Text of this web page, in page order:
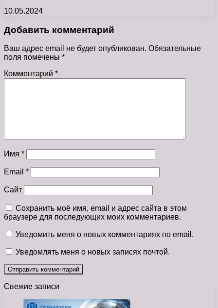
10.05.2024
Добавить комментарий
Ваш адрес email не будет опубликован. Обязательные
поля помечены *
Комментарий *
Имя *
Email *
Сайт
Сохранить моё имя, email и адрес сайта в этом
браузере для последующих моих комментариев.
Уведомить меня о новых комментариях по email.
Уведомлять меня о новых записях почтой.
Свежие записи